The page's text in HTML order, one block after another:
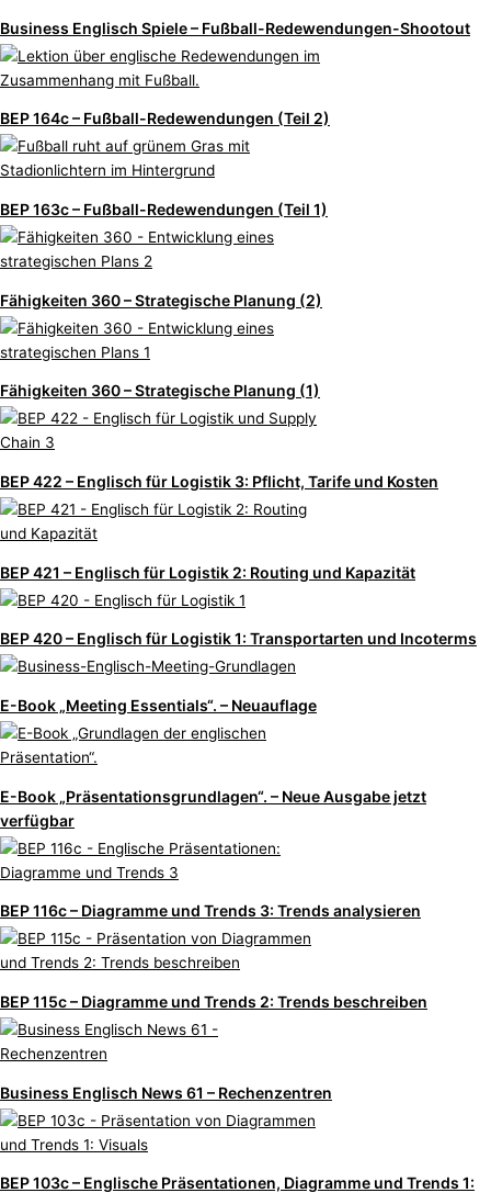
Business Englisch Spiele – Fußball-Redewendungen-Shootout
BEP 164c – Fußball-Redewendungen (Teil 2)
BEP 163c – Fußball-Redewendungen (Teil 1)
Fähigkeiten 360 – Strategische Planung (2)
Fähigkeiten 360 – Strategische Planung (1)
BEP 422 – Englisch für Logistik 3: Pflicht, Tarife und Kosten
BEP 421 – Englisch für Logistik 2: Routing und Kapazität
BEP 420 – Englisch für Logistik 1: Transportarten und Incoterms
E-Book „Meeting Essentials“. – Neuauflage
E-Book „Präsentationsgrundlagen“. – Neue Ausgabe jetzt
verfügbar
BEP 116c– Diagramme und Trends 3: Trends analysieren
BEP 115c – Diagramme und Trends 2: Trends beschreiben
Business Englisch News 61 – Rechenzentren
BEP 103c – Englische Präsentationen, Diagramme und Trends 1: